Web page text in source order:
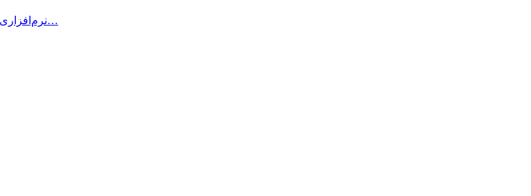
OmniFocus Pro چیست؟ OmniFocus Pro نرم‌افزاری حرفه‌ای برای مدیریت وظایف و پروژه‌ها…